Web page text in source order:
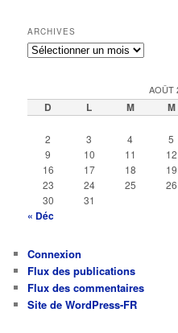
ARCHIVES
Archives
AOÛT
D L M M
2
3 4 5
9
10 11 12
16
17 18 19
23
24 25 26
30
31
« Déc
Connexion
Flux des publications
Flux des commentaires
Site de WordPress-FR